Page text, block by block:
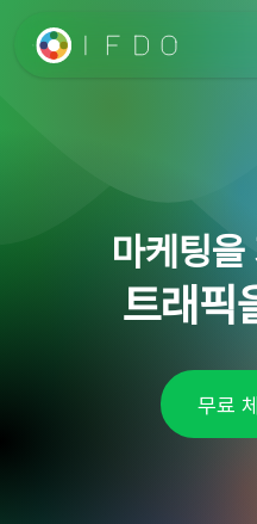
마케팅
트래픽
무료